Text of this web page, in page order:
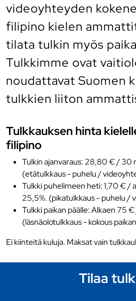
videoyhteyden
filipino kielen
tilata tulkin myös
Tulkkimme ovat
noudattavat Suomen
tulkkien liiton
Tulkkauksen hinta
filipino
Tulkin ajanvaraus: 28,80 € / 30
(etätulkkaus - puhelu /
Tulkki puhelimeen heti: 1,70 € /
25,5%. (pikatulkkaus - puhelu /
Tulkki paikan päälle: Alkaen 75
(läsnäolotulkkaus - kokous
Ei kiinteitä kuluja. Maksat vain
Tilaa